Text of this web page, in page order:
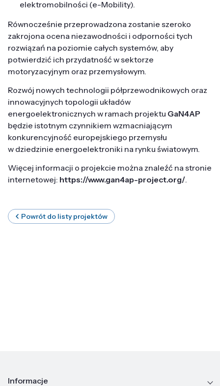
elektromobilności (e-Mobility).
Równocześnie przeprowadzona zostanie szeroko
zakrojona ocena niezawodności i odporności tych
rozwiązań na poziomie całych systemów, aby
potwierdzić ich przydatność w sektorze
motoryzacyjnym oraz przemysłowym.
Rozwój nowych technologii półprzewodnikowych oraz
innowacyjnych topologii układów
energoelektronicznych w ramach projektu GaN4AP
będzie istotnym czynnikiem wzmacniającym
konkurencyjność europejskiego przemysłu
w dziedzinie energoelektroniki na rynku światowym.
Więcej informacji o projekcie można znaleźć na stronie
internetowej: https://www.gan4ap-project.org/.
Powrót do listy projektów
Informacje